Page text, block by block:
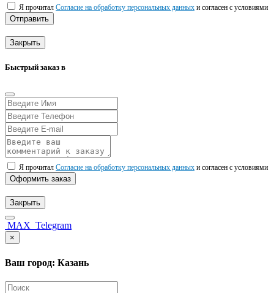
Я прочитал Согласие на обработку персональных данных и согласен с условиями
Отправить
Закрыть
Быстрый заказ в
Я прочитал Согласие на обработку персональных данных и согласен с условиями
Оформить заказ
Закрыть
MAX Telegram
×
Ваш город: Казань